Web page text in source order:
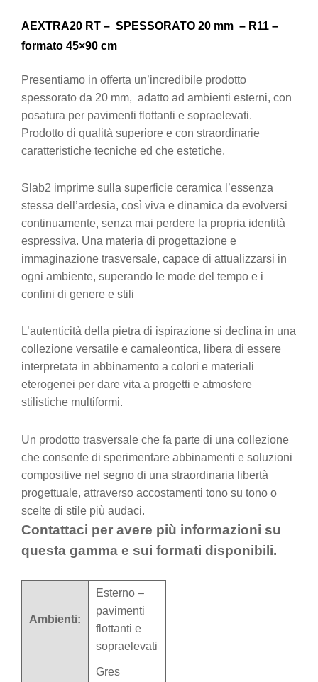
AEXTRA20 RT – SPESSORATO 20 mm – R11 –
formato 45×90 cm
Presentiamo in offerta un’incredibile prodotto
spessorato da 20 mm, adatto ad ambienti esterni, con
posatura per pavimenti flottanti e sopraelevati.
Prodotto di qualità superiore e con straordinarie
caratteristiche tecniche ed che estetiche.
Slab2 imprime sulla superficie ceramica l’essenza
stessa dell’ardesia, così viva e dinamica da evolversi
continuamente, senza mai perdere la propria identità
espressiva. Una materia di progettazione e
immaginazione trasversale, capace di attualizzarsi in
ogni ambiente, superando le mode del tempo e i
confini di genere e stili
L’autenticità della pietra di ispirazione si declina in una
collezione versatile e camaleontica, libera di essere
interpretata in abbinamento a colori e materiali
eterogenei per dare vita a progetti e atmosfere
stilistiche multiformi.
Un prodotto trasversale che fa parte di una collezione
che consente di sperimentare abbinamenti e soluzioni
compositive nel segno di una straordinaria libertà
progettuale, attraverso accostamenti tono su tono o
scelte di stile più audaci.
Contattaci per avere più informazioni su
questa gamma e sui formati disponibili.
Ambienti:
Esterno –
pavimenti
flottanti e
sopraelevati
Gres